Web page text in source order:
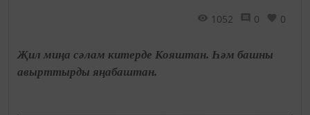
1052 0 0
Җил миңа сәлам китерде Кояштан. Һәм башны
авырттырды яңабаштан.